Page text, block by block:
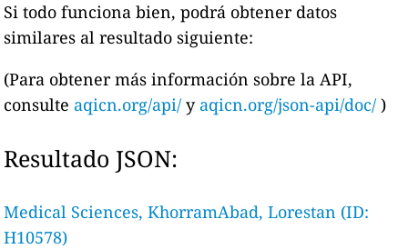
Si todo funciona bien, podrá obtener datos
similares al resultado siguiente:
(Para obtener más información sobre la API,
consulte aqicn.org/api/ y aqicn.org/json-api/doc/ )
Resultado JSON:
Medical Sciences, KhorramAbad, Lorestan (ID:
H10578)